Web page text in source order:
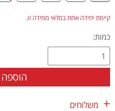
קיימת יחידה אחת במלאי ממידה זו.
כמות:
משלוחים